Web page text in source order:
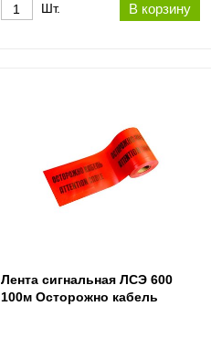
В корзину
Шт.
Лента сигнальная ЛСЭ 600
100м Осторожно кабель